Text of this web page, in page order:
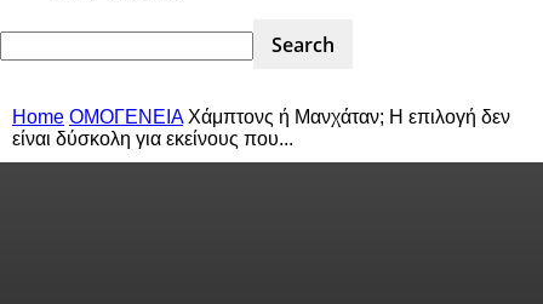
Home ΟΜΟΓΕΝΕΙΑ Χάμπτονς ή Μανχάταν; Η επιλογή δεν
είναι δύσκολη για εκείνους που...